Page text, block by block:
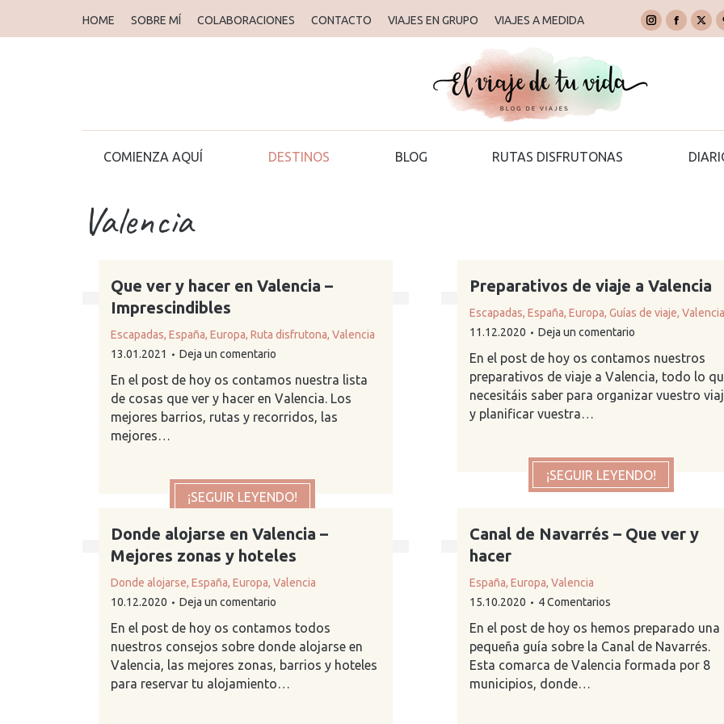
HOME SOBRE MÍ COLABORACIONES CONTACTO VIAJES EN GRUPO VIAJES A MEDIDA
Instagram
windowwindow
X
COMIENZA AQUÍ DESTINOS BLOG RUTAS DISFRUTONAS
Valencia
Que ver y hacer en Valencia –
Imprescindibles
Escapadas, España, Europa, Ruta disfrutona, Valencia
13.01.2021
Deja un comentario
En el post de hoy os contamos nuestra lista
de cosas que ver y hacer en Valencia. Los
mejores barrios, rutas y recorridos, las
mejores…
¡SEGUIR LEYENDO!
Preparativos de viaje a Valencia
Escapadas, España, Europa, Guías de viaje, Valencia
11.12.2020
Deja un comentario
En el post de hoy os contamos nuestros
preparativos de viaje a Valencia, todo lo
necesitáis saber para organizar vuestro
y planificar vuestra…
¡SEGUIR LEYENDO!
Donde alojarse en Valencia –
Mejores zonas y hoteles
Donde alojarse, España, Europa, Valencia
10.12.2020
Deja un comentario
En el post de hoy os contamos todos
nuestros consejos sobre donde alojarse en
Valencia, las mejores zonas, barrios y hoteles
para reservar tu alojamiento…
Canal de Navarrés – Que ver y
hacer
España, Europa, Valencia
15.10.2020
4 Comentarios
En el post de hoy os hemos preparado una
pequeña guía sobre la Canal de Navarrés.
Esta comarca de Valencia formada por 8
municipios, donde…
HOME SOBRE MÍ COLABORACIONES CONTACTO VIAJES EN GRUPO VIAJES A MEDIDA
Instagram
windowwindow
X
BLOG RUTAS DISFRUTONAS